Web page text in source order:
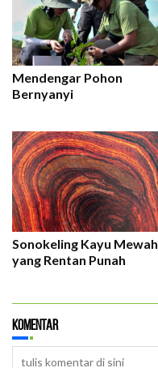
Mendengar Pohon
Bernyanyi
Sonokeling Kayu Mewah
yang Rentan Punah
Komentar